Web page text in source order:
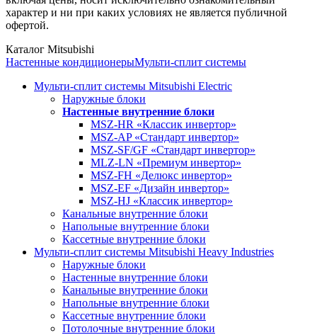
характер и ни при каких условиях не является публичной
офертой.
Каталог Mitsubishi
Настенные кондиционерыМульти-сплит системы
Мульти-сплит системы Mitsubishi Electric
Наружные блоки
Настенные внутренние блоки
MSZ-HR «Классик инвертор»
MSZ-AP «Стандарт инвертор»
MSZ-SF/GF «Стандарт инвертор»
MLZ-LN «Премиум инвертор»
MSZ-FH «Делюкс инвертор»
MSZ-EF «Дизайн инвертор»
MSZ-HJ «Классик инвертор»
Канальные внутренние блоки
Напольные внутренние блоки
Кассетные внутренние блоки
Мульти-сплит системы Mitsubishi Heavy Industries
Наружные блоки
Настенные внутренние блоки
Канальные внутренние блоки
Напольные внутренние блоки
Кассетные внутренние блоки
Потолочные внутренние блоки